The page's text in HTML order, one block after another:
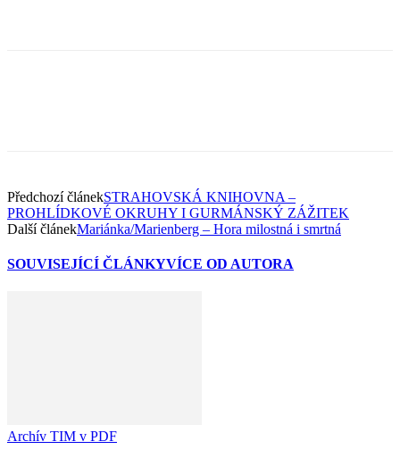
Předchozí článekSTRAHOVSKÁ KNIHOVNA –
PROHLÍDKOVÉ OKRUHY I GURMÁNSKÝ ZÁŽITEK
Další článekMariánka/Marienberg – Hora milostná i smrtná
SOUVISEJÍCÍ ČLÁNKYVÍCE OD AUTORA
Archív TIM v PDF